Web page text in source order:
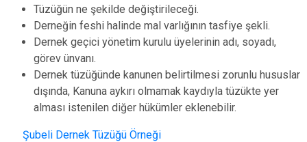
Tüzüğün ne şekilde değiştirileceği.
Derneğin feshi halinde mal varlığının tasfiye şekli.
Dernek geçici yönetim kurulu üyelerinin adı, soyadı,
görev ünvanı.
Dernek tüzüğünde kanunen belirtilmesi zorunlu hususlar
dışında, Kanuna aykırı olmamak kaydıyla tüzükte yer
alması istenilen diğer hükümler eklenebilir.
Şubeli Dernek Tüzüğü Örneği